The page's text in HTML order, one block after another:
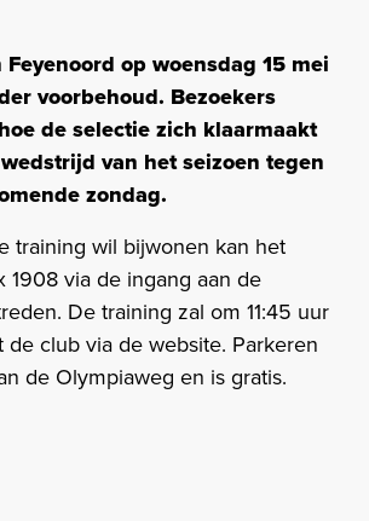
op woensdag 15 mei
voorbehoud. Bezoekers
de selectie zich klaarmaakt
van het seizoen tegen
zondag.
training wil bijwonen kan het
1908 via de ingang aan de
De training zal om 11:45 uur
de club via de website. Parkeren
de Olympiaweg en is gratis.